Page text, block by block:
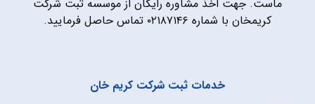
ماست. جهت اخذ مشاوره رایگان از موسسه ثبت شرکت
کریمخان با شماره ۰۲۱۸۷۱۴۶ تماس حاصل فرمایید.
خدمات ثبت شرکت کریم خان